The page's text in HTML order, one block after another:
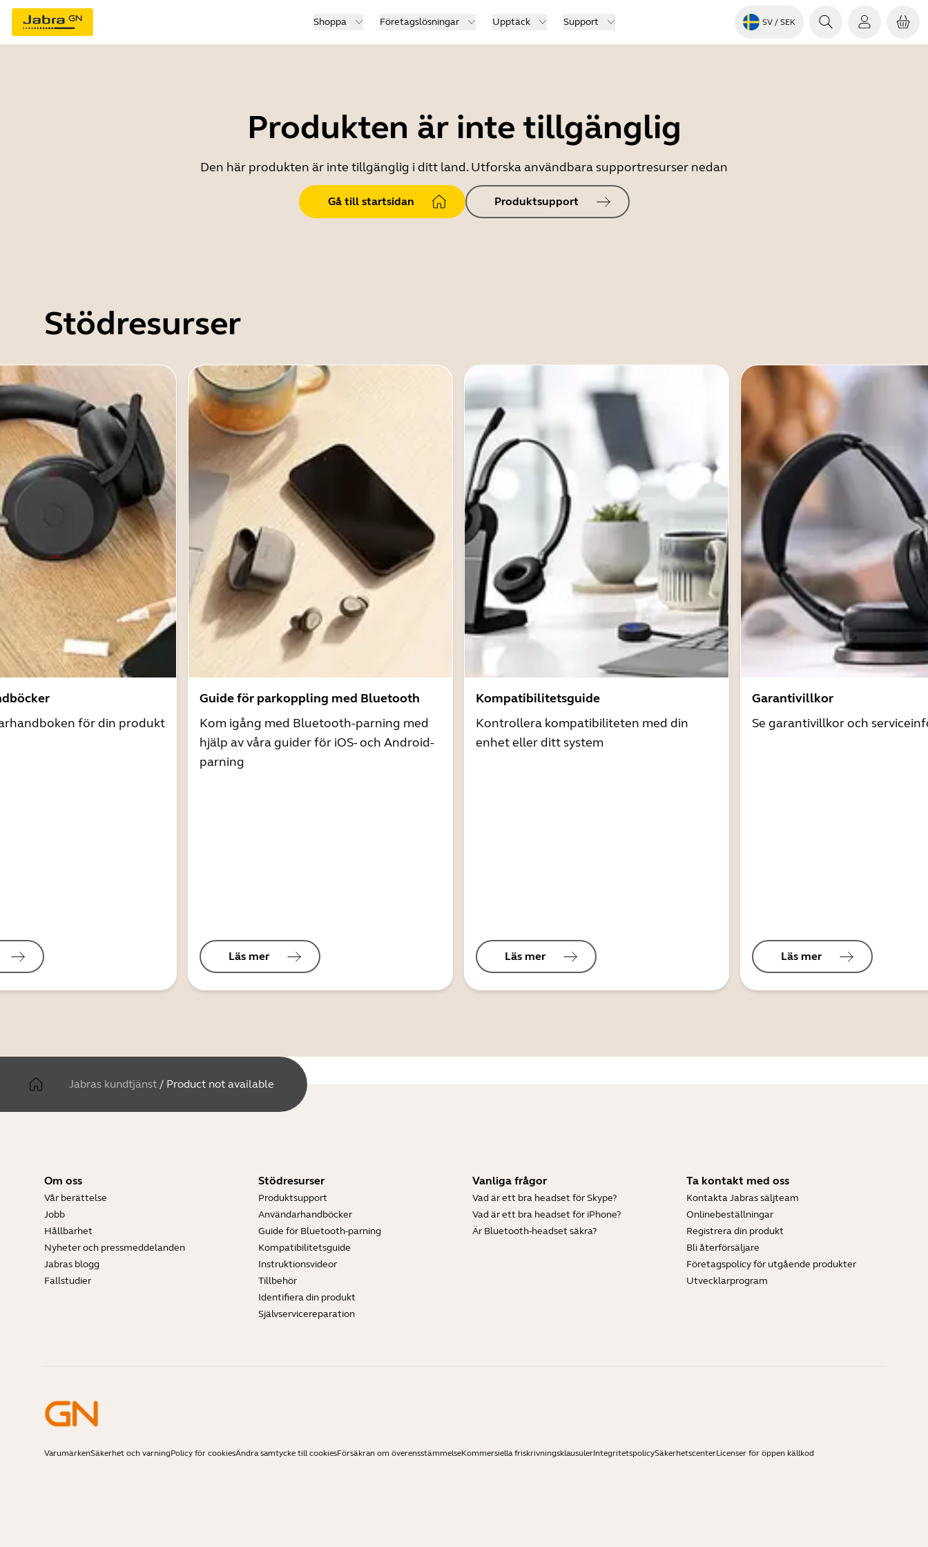
Shoppa Företagslösningar Upptäck Support SV / SEK
Produkten är inte tillgänglig
Den här produkten är inte tillgänglig i ditt land. Utforska användbara supportresurser nedan
Gå till startsidan Produktsupport
Stödresurser
för din produkt
Guide för parkoppling med Bluetooth
Kom igång med Bluetooth-parning med
hjälp av våra guider för iOS- och Android-
parning
Läs mer
Kompatibilitetsguide
Kontrollera kompatibiliteten med din
enhet eller ditt system
Läs mer
Garantivillkor
Se garantivillkor och
Läs mer
Jabras kundtjänst / Product not available
Om oss
Vår berättelse
Jobb
Hållbarhet
Nyheter och pressmeddelanden
Jabras blogg
Fallstudier
Stödresurser
Produktsupport
Användarhandböcker
Guide för Bluetooth-parning
Kompatibilitetsguide
Instruktionsvideor
Tillbehör
Identifiera din produkt
Självservicereparation
Vanliga frågor
Vad är ett bra headset för Skype?
Vad är ett bra headset för iPhone?
Är Bluetooth-headset säkra?
Ta kontakt med oss
Kontakta Jabras säljteam
Onlinebeställningar
Registrera din produkt
Bli återförsäljare
Företagspolicy för utgående produkter
Utvecklarprogram
VarumärkenSäkerhet och varningPolicy för cookiesÄndra samtycke till cookiesFörsäkran om överensstämmelseKommersiella friskrivningsklausulerIntegritetspolicySäkerhetscenterLicenser för öppen källkod